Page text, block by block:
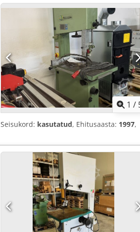
1 /
Seisukord: kasutatud, Ehitusaasta: 1997,